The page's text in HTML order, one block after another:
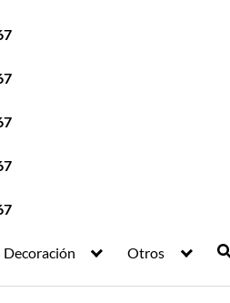
Decoración Otros